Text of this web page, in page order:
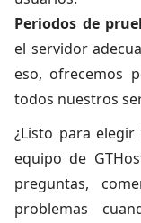
Periodos de
el servidor
eso, ofrecemos
todos nuestros
¿Listo para
equipo de
preguntas,
problemas